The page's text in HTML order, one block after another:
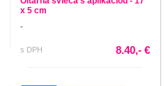
x 5 cm
-
s DPH 8.40,- €